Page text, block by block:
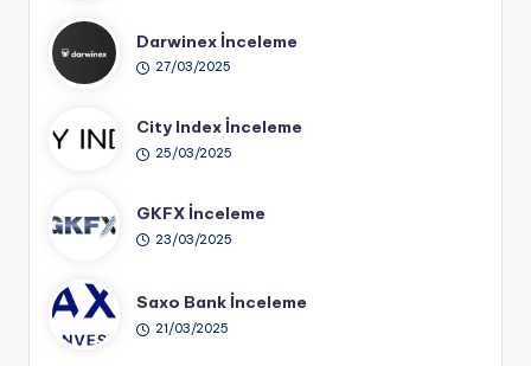
Darwinex İnceleme
27/03/2025
City Index İnceleme
25/03/2025
GKFX İnceleme
23/03/2025
Saxo Bank İnceleme
21/03/2025